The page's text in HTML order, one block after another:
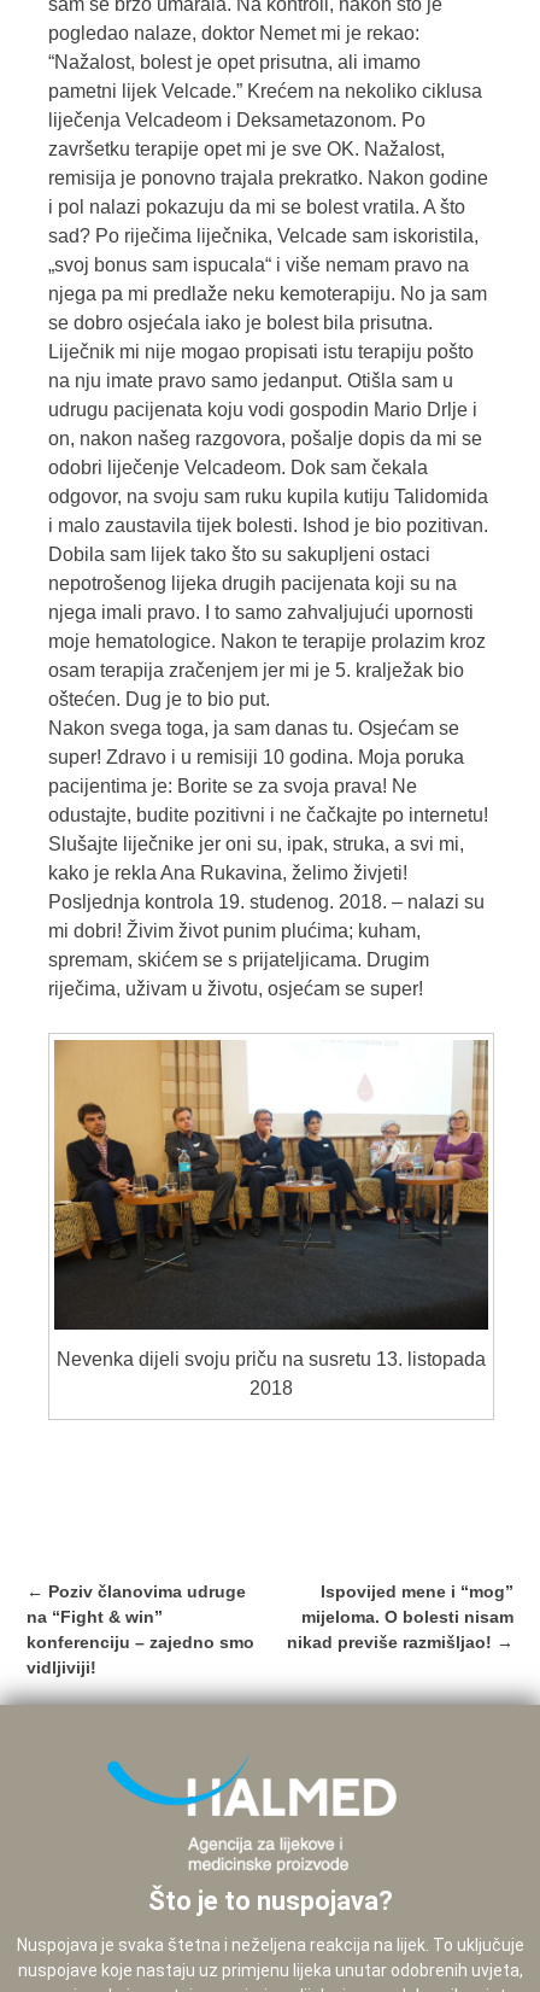
sam se brzo umarala. Na kontroli, nakon što je
pogledao nalaze, doktor Nemet mi je rekao:
“Nažalost, bolest je opet prisutna, ali imamo
pametni lijek Velcade.” Krećem na nekoliko ciklusa
liječenja Velcadeom i Deksametazonom. Po
završetku terapije opet mi je sve OK. Nažalost,
remisija je ponovno trajala prekratko. Nakon godine
i pol nalazi pokazuju da mi se bolest vratila. A što
sad? Po riječima liječnika, Velcade sam iskoristila,
„svoj bonus sam ispucala“ i više nemam pravo na
njega pa mi predlaže neku kemoterapiju. No ja sam
se dobro osjećala iako je bolest bila prisutna.
Liječnik mi nije mogao propisati istu terapiju pošto
na nju imate pravo samo jedanput. Otišla sam u
udrugu pacijenata koju vodi gospodin Mario Drlje i
on, nakon našeg razgovora, pošalje dopis da mi se
odobri liječenje Velcadeom. Dok sam čekala
odgovor, na svoju sam ruku kupila kutiju Talidomida
i malo zaustavila tijek bolesti. Ishod je bio pozitivan.
Dobila sam lijek tako što su sakupljeni ostaci
nepotrošenog lijeka drugih pacijenata koji su na
njega imali pravo. I to samo zahvaljujući upornosti
moje hematologice. Nakon te terapije prolazim kroz
osam terapija zračenjem jer mi je 5. kralježak bio
oštećen. Dug je to bio put.
Nakon svega toga, ja sam danas tu. Osjećam se
super! Zdravo i u remisiji 10 godina. Moja poruka
pacijentima je: Borite se za svoja prava! Ne
odustajte, budite pozitivni i ne čačkajte po internetu!
Slušajte liječnike jer oni su, ipak, struka, a svi mi,
kako je rekla Ana Rukavina, želimo živjeti!
Posljednja kontrola 19. studenog. 2018. – nalazi su
mi dobri! Živim život punim plućima; kuham,
spremam, skićem se s prijateljicama. Drugim
riječima, uživam u životu, osjećam se super!
Nevenka dijeli svoju priču na susretu 13. listopada
2018
Post
navigation
← Poziv članovima udruge
na “Fight & win”
konferenciju – zajedno smo
vidljiviji!
Ispovijed mene i “mog”
mijeloma. O bolesti nisam
nikad previše razmišljao! →
Što je to nuspojava?
Nuspojava je svaka štetna i neželjena reakcija na lijek. To uključuje
nuspojave koje nastaju uz primjenu lijeka unutar odobrenih uvjeta,